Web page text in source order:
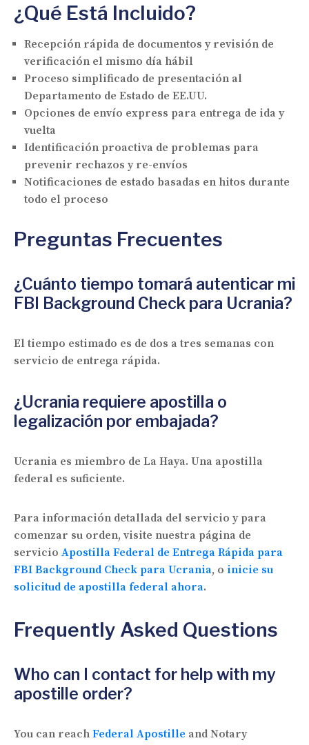
¿Qué Está Incluido?
Recepción rápida de documentos y revisión de
verificación el mismo día hábil
Proceso simplificado de presentación al
Departamento de Estado de EE.UU.
Opciones de envío express para entrega de ida y
vuelta
Identificación proactiva de problemas para
prevenir rechazos y re-envíos
Notificaciones de estado basadas en hitos durante
todo el proceso
Preguntas Frecuentes
¿Cuánto tiempo tomará autenticar mi
FBI Background Check para Ucrania?
El tiempo estimado es de dos a tres semanas con
servicio de entrega rápida.
¿Ucrania requiere apostilla o
legalización por embajada?
Ucrania es miembro de La Haya. Una apostilla
federal es suficiente.
Para información detallada del servicio y para
comenzar su orden, visite nuestra página de
servicio Apostilla Federal de Entrega Rápida para
FBI Background Check para Ucrania, o inicie su
solicitud de apostilla federal ahora.
Frequently Asked Questions
Who can I contact for help with my
apostille order?
You can reach Federal Apostille and Notary